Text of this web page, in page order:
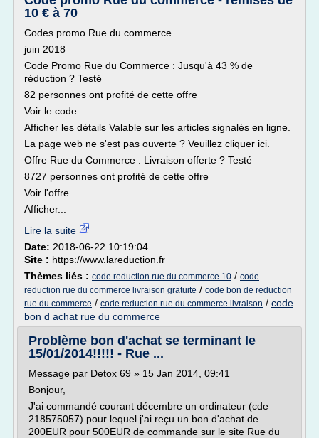
10 € à 70
Codes promo Rue du commerce
juin 2018
Code Promo Rue du Commerce : Jusqu'à 43 % de
réduction ? Testé
82 personnes ont profité de cette offre
Voir le code
Afficher les détails Valable sur les articles signalés en ligne.
La page web ne s'est pas ouverte ? Veuillez cliquer ici.
Offre Rue du Commerce : Livraison offerte ? Testé
8727 personnes ont profité de cette offre
Voir l'offre
Afficher...
Lire la suite
Date: 2018-06-22 10:19:04
Site : https://www.lareduction.fr
Thèmes liés : code reduction rue du commerce 10 / code
reduction rue du commerce livraison gratuite / code bon de reduction
rue du commerce / code reduction rue du commerce livraison / code
bon d achat rue du commerce
Problème bon d'achat se terminant le
15/01/2014!!!!! - Rue ...
Message par Detox 69 » 15 Jan 2014, 09:41
Bonjour,
J'ai commandé courant décembre un ordinateur (cde
218575057) pour lequel j'ai reçu un bon d'achat de
200EUR pour 500EUR de commande sur le site Rue du